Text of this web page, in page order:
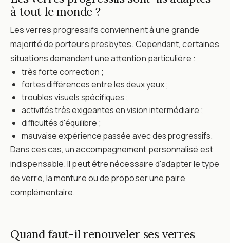
à tout le monde ?
Les verres progressifs conviennent à une grande
majorité de porteurs presbytes. Cependant, certaines
situations demandent une attention particulière :
très forte correction ;
fortes différences entre les deux yeux ;
troubles visuels spécifiques ;
activités très exigeantes en vision intermédiaire ;
difficultés d'équilibre ;
mauvaise expérience passée avec des progressifs.
Dans ces cas, un accompagnement personnalisé est
indispensable. Il peut être nécessaire d'adapter le type
de verre, la monture ou de proposer une paire
complémentaire.
Quand faut-il renouveler ses verres